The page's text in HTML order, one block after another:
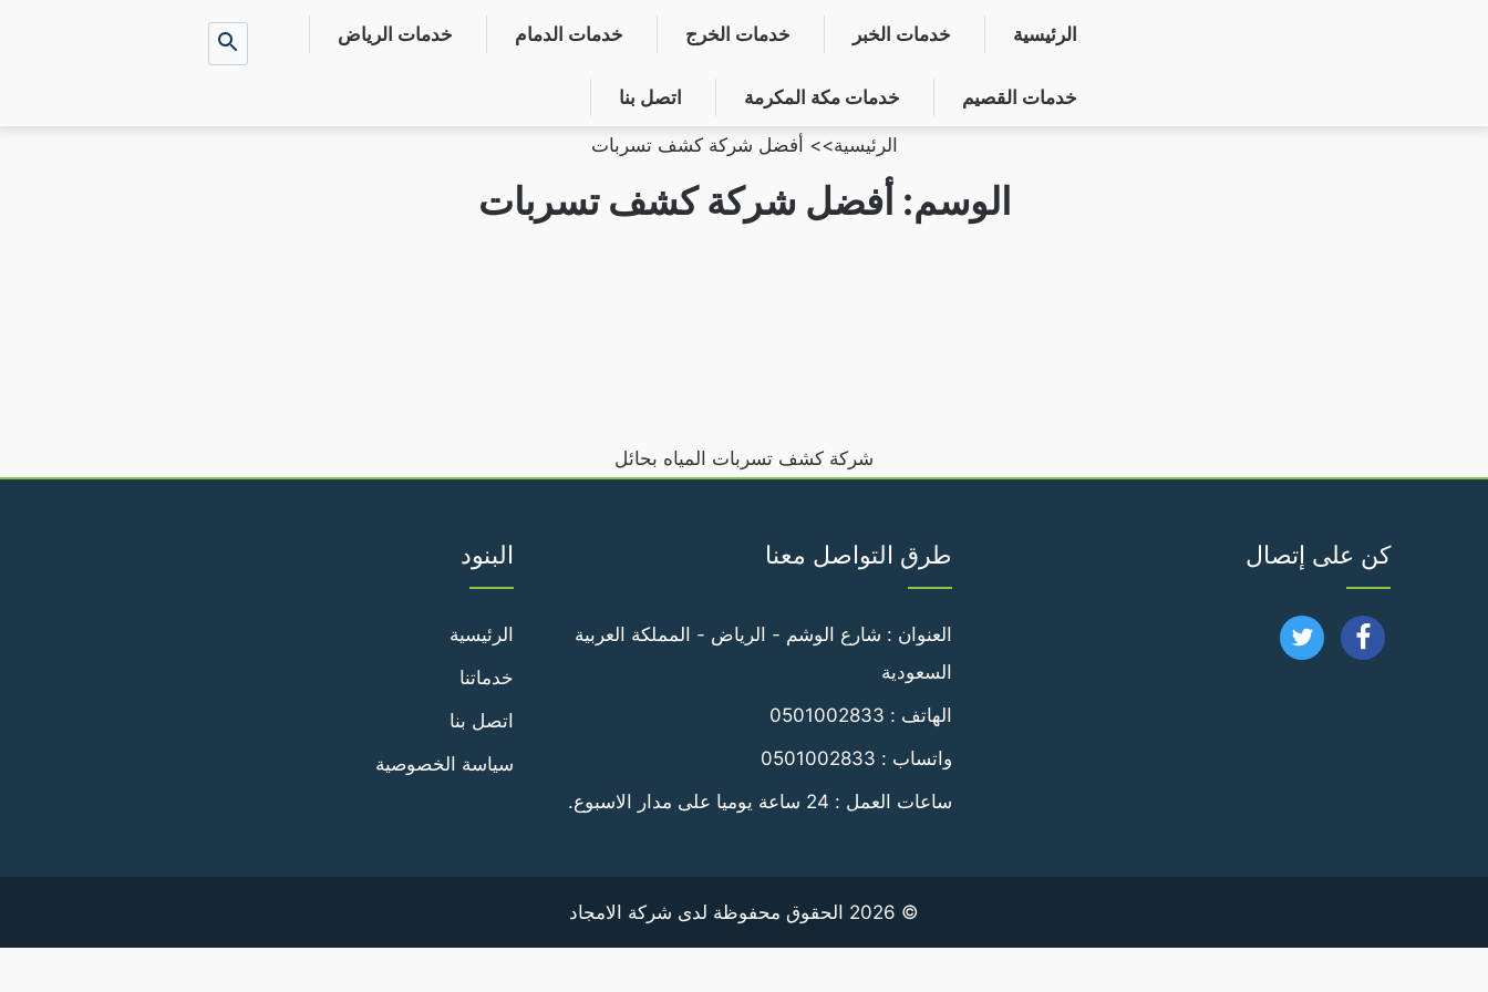
بحث
الرئيسية خدمات الخبر خدمات الخرج خدمات الدمام خدمات الرياض
خدمات القصيم خدمات مكة المكرمة اتصل بنا
الرئيسية>> أفضل شركة كشف تسربات
الوسم: أفضل شركة كشف تسربات
شركة كشف تسربات المياه بحائل
كن على إتصال
تابعنا تابعنا
طرق التواصل معنا
العنوان : شارع الوشم - الرياض - المملكة العربية
السعودية
الهاتف : 0501002833
واتساب : 0501002833
ساعات العمل : 24 ساعة يوميا على مدار الاسبوع.
البنود
الرئيسية
خدماتنا
اتصل بنا
سياسة الخصوصية
© 2026 الحقوق محفوظة لدى شركة الامجاد